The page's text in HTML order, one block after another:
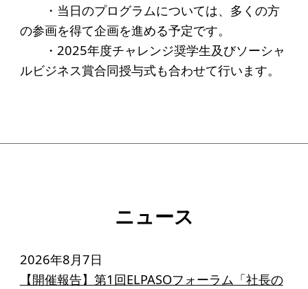
アクセス
給付型奨学金
給付型奨学金とは
ソーシャルビジネスとは
・当日のプログラムについては、多くの方
の参画を得て企画を進める予定です。
・2025年度チャレンジ奨学生及びソーシャ
ルビジネス賞合同授与式も合わせて行います。
ニュース
2026年8月7日
【開催報告】第1回ELPASOフォーラム「社長の